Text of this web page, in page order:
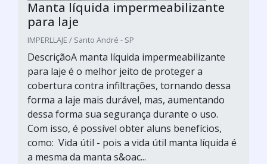
Manta líquida impermeabilizante
para laje
IMPERLLAJE / Santo André - SP
DescriçãoA manta líquida impermeabilizante
para laje é o melhor jeito de proteger a
cobertura contra infiltrações, tornando dessa
forma a laje mais durável, mas, aumentando
dessa forma sua segurança durante o uso.
Com isso, é possível obter aluns benefícios,
como: Vida útil - pois a vida útil manta líquida é
a mesma da manta s&oac...